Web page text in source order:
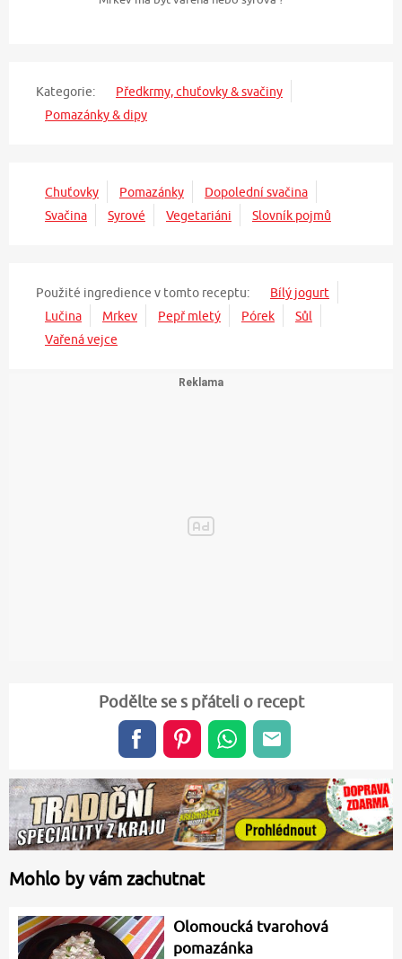
Kategorie:
Předkrmy, chuťovky & svačiny
Pomazánky & dipy
Chuťovky Pomazánky
Dopolední svačina
Svačina
Syrové Vegetariáni Slovník pojmů
Použité ingredience v tomto receptu:
Bílý jogurt
Lučina
Mrkev Pepř mletý Pórek
Sůl
Vařená vejce
Podělte se s přáteli o recept
Mohlo by vám zachutnat
Olomoucká tvarohová
pomazánka